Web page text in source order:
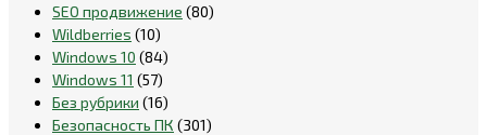
SEO продвижение (80)
Wildberries (10)
Windows 10 (84)
Windows 11 (57)
Без рубрики (16)
Безопасность ПК (301)